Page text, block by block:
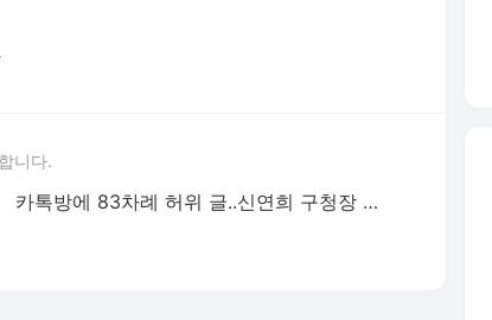
니다.
카톡방에 83차례 허위 글..신연희 구청장 피의자 소환